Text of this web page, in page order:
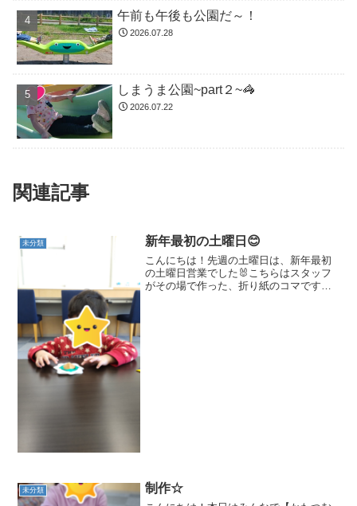
午前も午後も公園だ～！
2026.07.28
しまうま公園~part２~🦓
2026.07.22
関連記事
未分類 新年最初の土曜日😊
こんにちは！先週の土曜日は、新年最初
の土曜日営業でした🐰こちらはスタッフ
がその場で作った、折り紙のコマです✨
未分類 制作☆